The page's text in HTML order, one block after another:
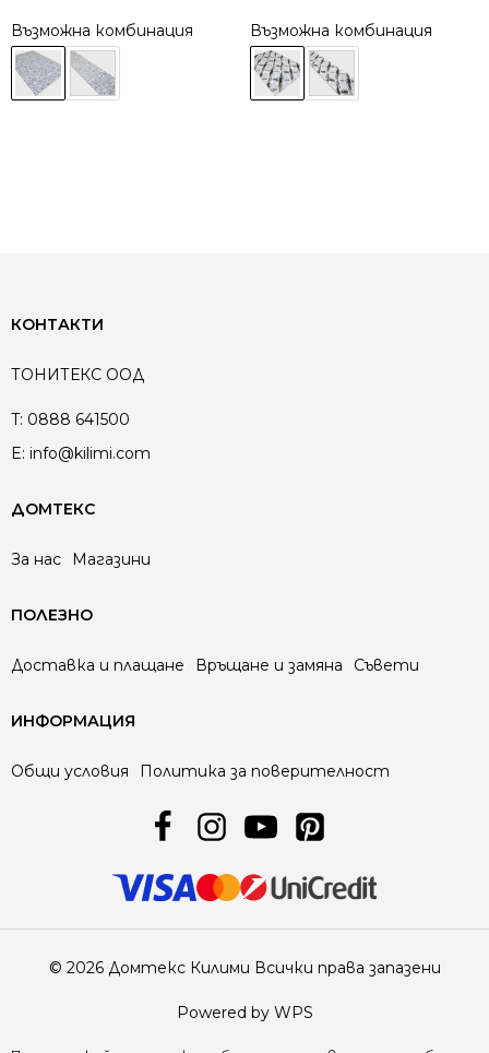
Възможна комбинация Възможна комбинация
КОНТАКТИ
ТОНИТЕКС ООД
T: 0888 641500
E: info@kilimi.com
ДОМТЕКС
За нас Магазини
ПОЛЕЗНО
Доставка и плащане Връщане и замяна Съвети
ИНФОРМАЦИЯ
Общи условия Политика за поверителност
© 2026 Домтекс Килими Всички права запазени
Powered by WPS